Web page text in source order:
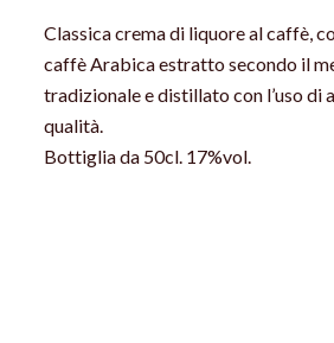
Classica crema di liquore al caffè,
caffè Arabica estratto secondo il
tradizionale e distillato con l’uso di
qualità.
Bottiglia da 50cl. 17%vol.